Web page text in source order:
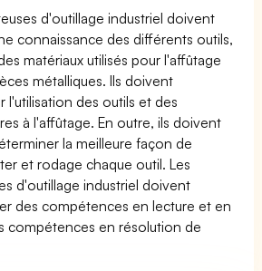
d'outillage industriel doivent
connaissance des différents outils,
matériaux utilisés pour l'affûtage
métalliques. Ils doivent
l'utilisation des outils et des
à l'affûtage. En outre, ils doivent
la meilleure façon de
et rodage chaque outil. Les
d'outillage industriel doivent
des compétences en lecture et en
compétences en résolution de